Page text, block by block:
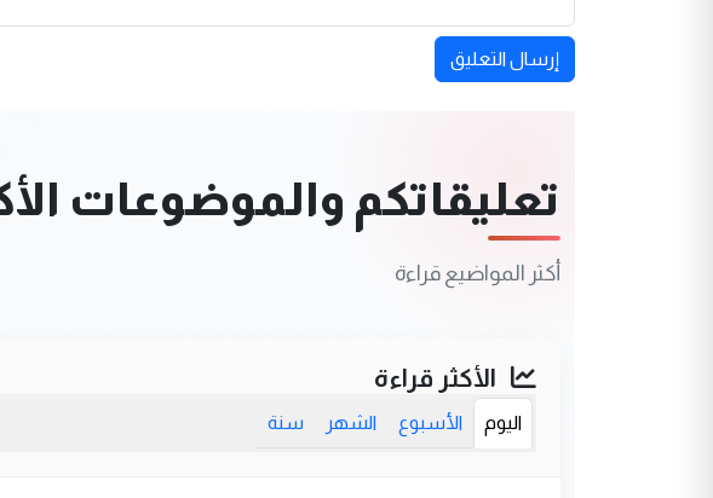
إرسال التعليق
تعليقاتكم والموضوعات
أكثر المواضيع قراءة
الأكثر قراءة
اليوم الأسبوع الشهر سنة